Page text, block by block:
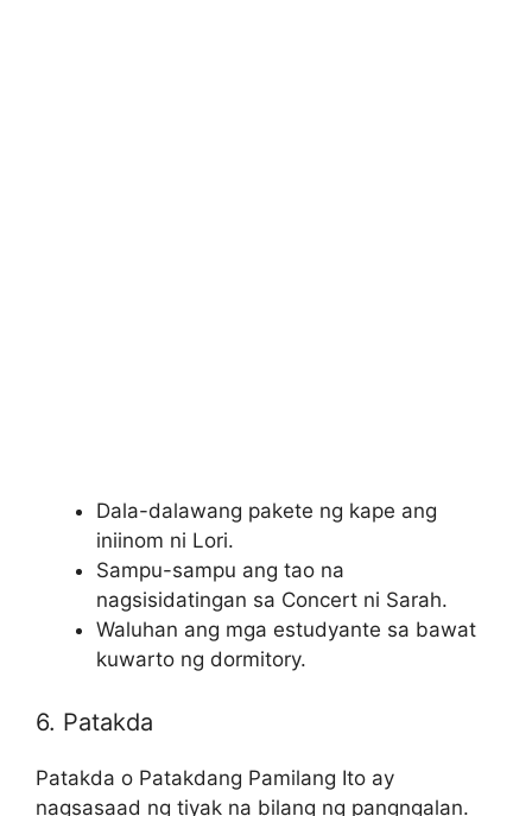
Dala-dalawang pakete ng kape ang
iniinom ni Lori.
Sampu-sampu ang tao na
nagsisidatingan sa Concert ni Sarah.
Waluhan ang mga estudyante sa bawat
kuwarto ng dormitory.
6. Patakda
Patakda o Patakdang Pamilang Ito ay
nagsasaad ng tiyak na bilang ng pangngalan.